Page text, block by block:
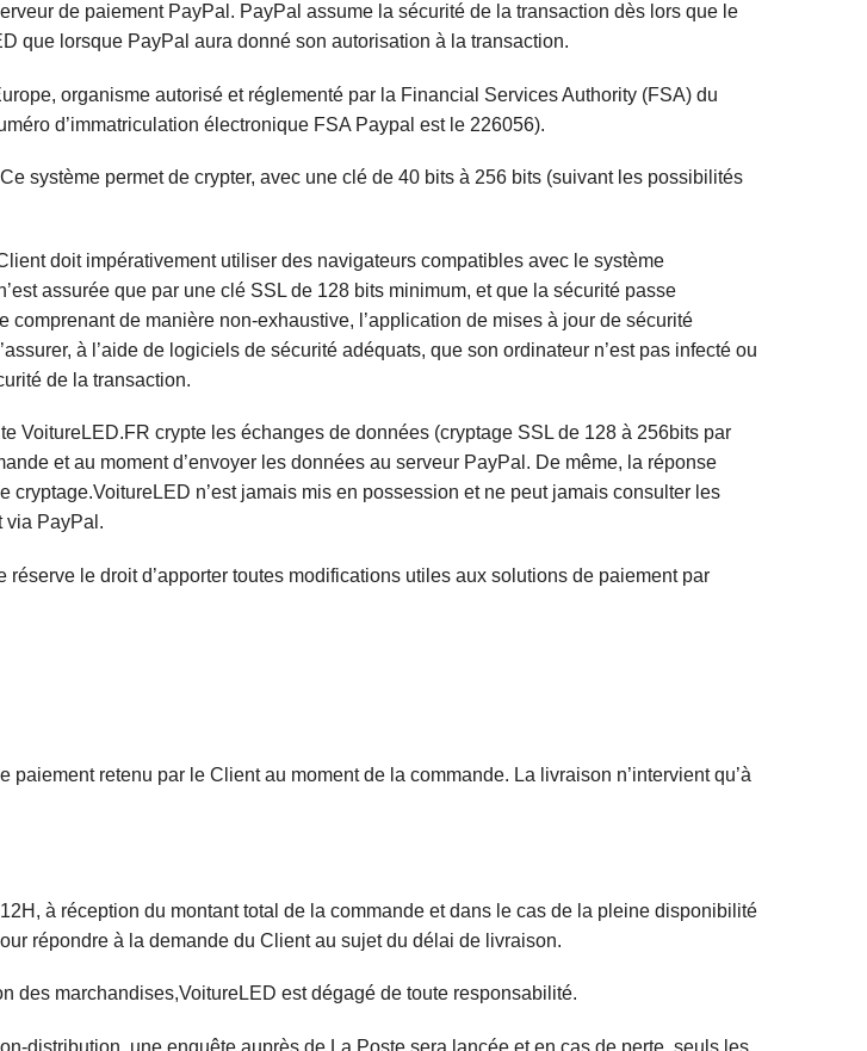
de paiement PayPal. PayPal assume la sécurité de la transaction dès lors que le
que lorsque PayPal aura donné son autorisation à la transaction.
organisme autorisé et réglementé par la Financial Services Authority (FSA) du
d’immatriculation électronique FSA Paypal est le 226056).
système permet de crypter, avec une clé de 40 bits à 256 bits (suivant les possibilités
doit impérativement utiliser des navigateurs compatibles avec le système
assurée que par une clé SSL de 128 bits minimum, et que la sécurité passe
de manière non-exhaustive, l’application de mises à jour de sécurité
à l’aide de logiciels de sécurité adéquats, que son ordinateur n’est pas infecté ou
de la transaction.
VoitureLED.FR crypte les échanges de données (cryptage SSL de 128 à 256bits par
et au moment d’envoyer les données au serveur PayPal. De même, la réponse
n’est jamais mis en possession et ne peut jamais consulter les
via PayPal.
le droit d’apporter toutes modifications utiles aux solutions de paiement par
retenu par le Client au moment de la commande. La livraison n’intervient qu’à
à réception du montant total de la commande et dans le cas de la pleine disponibilité
répondre à la demande du Client au sujet du délai de livraison.
des marchandises,VoitureLED est dégagé de toute responsabilité.
distribution, une enquête auprès de La Poste sera lancée et en cas de perte, seuls les